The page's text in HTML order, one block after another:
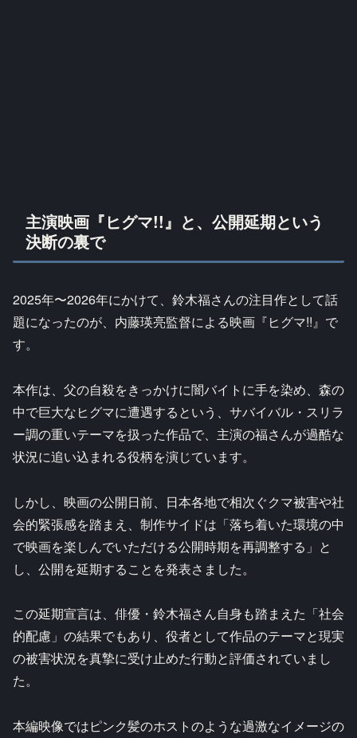
主演映画『ヒグマ!!』と、公開延期という
決断の裏で
2025年〜2026年にかけて、鈴木福さんの注目作として話
題になったのが、内藤瑛亮監督による映画『ヒグマ!!』で
す。
本作は、父の自殺をきっかけに闇バイトに手を染め、森の
中で巨大なヒグマに遭遇するという、サバイバル・スリラ
ー調の重いテーマを扱った作品で、主演の福さんが過酷な
状況に追い込まれる役柄を演じています。
しかし、映画の公開日前、日本各地で相次ぐクマ被害や社
会的緊張感を踏まえ、制作サイドは「落ち着いた環境の中
で映画を楽しんでいただける公開時期を再調整する」と
し、公開を延期することを発表さました。
この延期宣言は、俳優・鈴木福さん自身も踏まえた「社会
的配慮」の結果でもあり、役者として作品のテーマと現実
の被害状況を真摯に受け止めた行動と評価されていまし
た。
本編映像ではピンク髪のホストのような過激なイメージの